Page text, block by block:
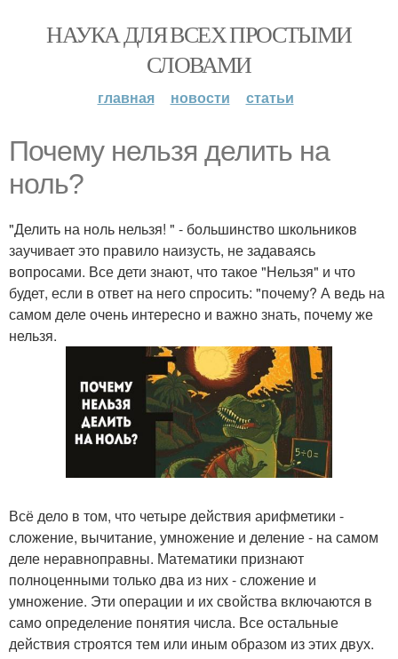
НАУКА ДЛЯ ВСЕХ ПРОСТЫМИ
СЛОВАМИ
главная новости статьи
Почему нельзя делить на
ноль?
"Делить на ноль нельзя! " - большинство школьников
заучивает это правило наизусть, не задаваясь
вопросами. Все дети знают, что такое "Нельзя" и что
будет, если в ответ на него спросить: "почему? А ведь на
самом деле очень интересно и важно знать, почему же
нельзя.
Всё дело в том, что четыре действия арифметики -
сложение, вычитание, умножение и деление - на самом
деле неравноправны. Математики признают
полноценными только два из них - сложение и
умножение. Эти операции и их свойства включаются в
само определение понятия числа. Все остальные
действия строятся тем или иным образом из этих двух.